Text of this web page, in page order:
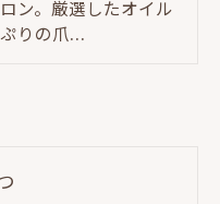
ン。厳選したオイル
りの爪…